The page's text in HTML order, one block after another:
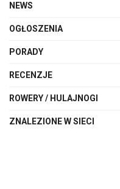
NEWS
OGŁOSZENIA
PORADY
RECENZJE
ROWERY / HULAJNOGI
ZNALEZIONE W SIECI